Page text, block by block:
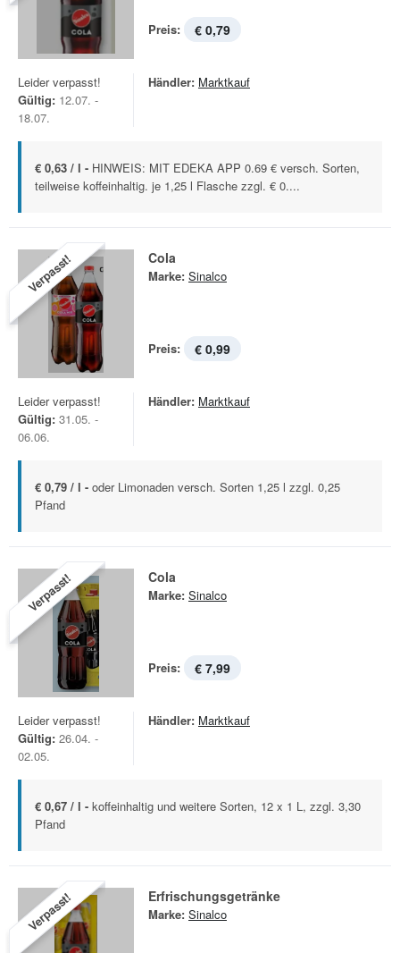
Preis: € 0,79
Leider verpasst!
Gültig: 12.07. -
18.07.
Händler: Marktkauf
€ 0,63 / l - HINWEIS: MIT EDEKA APP 0.69 € versch. Sorten,
teilweise koffeinhaltig. je 1,25 l Flasche zzgl. € 0....
Verpasst! Cola
Marke: Sinalco
Preis: € 0,99
Leider verpasst!
Gültig: 31.05. -
06.06.
Händler: Marktkauf
€ 0,79 / l - oder Limonaden versch. Sorten 1,25 l zzgl. 0,25
Pfand
Verpasst! Cola
Marke: Sinalco
Preis: € 7,99
Leider verpasst!
Gültig: 26.04. -
02.05.
Händler: Marktkauf
€ 0,67 / l - koffeinhaltig und weitere Sorten, 12 x 1 L, zzgl. 3,30
Pfand
Verpasst! Erfrischungsgetränke
Marke: Sinalco